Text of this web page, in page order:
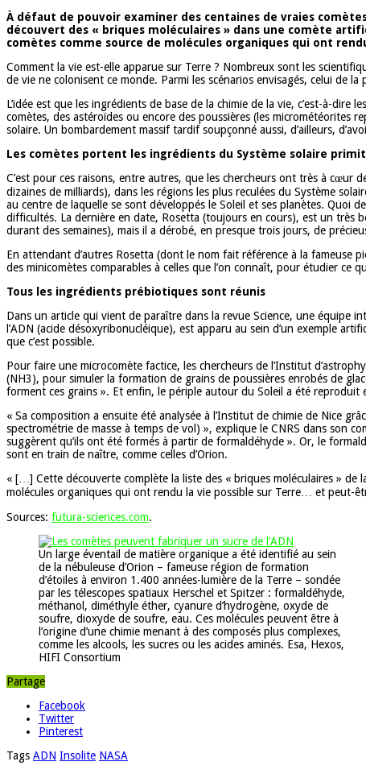
À défaut de pouvoir examiner des centaines de vraies
découvert des « briques moléculaires » dans une comète
comètes comme source de molécules organiques qui ont
Comment la vie est-elle apparue sur Terre ? Nombreux sont les
de vie ne colonisent ce monde. Parmi les scénarios envisagés, celui de
L’idée est que les ingrédients de base de la chimie de la vie, c’est-à-
comètes, des astéroïdes ou encore des poussières (les micrométéorites
solaire. Un bombardement massif tardif soupçonné aussi, d’ailleurs,
Les comètes portent les ingrédients du Système solaire
C’est pour ces raisons, entre autres, que les chercheurs ont très à cœur
dizaines de milliards), dans les régions les plus reculées du Système
au centre de laquelle se sont développés le Soleil et ses planètes. Quoi
difficultés. La dernière en date, Rosetta (toujours en cours), est un très
durant des semaines), mais il a dérobé, en presque trois jours, de
En attendant d’autres Rosetta (dont le nom fait référence à la fameuse
des minicomètes comparables à celles que l’on connaît, pour étudier ce
Tous les ingrédients prébiotiques sont réunis
Dans un article qui vient de paraître dans la revue Science, une équipe
l’ADN (acide désoxyribonucléique), est apparu au sein d’un exemple
que c’est possible.
Pour faire une microcomète factice, les chercheurs de l’Institut
(NH3), pour simuler la formation de grains de poussières enrobés de
forment ces grains ». Et enfin, le périple autour du Soleil a été reproduit
« Sa composition a ensuite été analysée à l’Institut de chimie de Nice
spectrométrie de masse à temps de vol) », explique le CNRS dans son
suggèrent qu’ils ont été formés à partir de formaldéhyde ». Or, le
sont en train de naître, comme celles d’Orion.
« […] Cette découverte complète la liste des « briques moléculaires »
molécules organiques qui ont rendu la vie possible sur Terre… et peut-
Sources: futura-sciences.com.
Un large éventail de matière organique a été identifié au sein
de la nébuleuse d’Orion – fameuse région de formation
d’étoiles à environ 1.400 années-lumière de la Terre – sondée
par les télescopes spatiaux Herschel et Spitzer : formaldéhyde,
méthanol, diméthyle éther, cyanure d’hydrogène, oxyde de
soufre, dioxyde de soufre, eau. Ces molécules peuvent être à
l’origine d’une chimie menant à des composés plus complexes,
comme les alcools, les sucres ou les acides aminés. Esa, Hexos,
HIFI Consortium
Partage
Facebook
Twitter
Pinterest
Tags ADN Insolite NASA